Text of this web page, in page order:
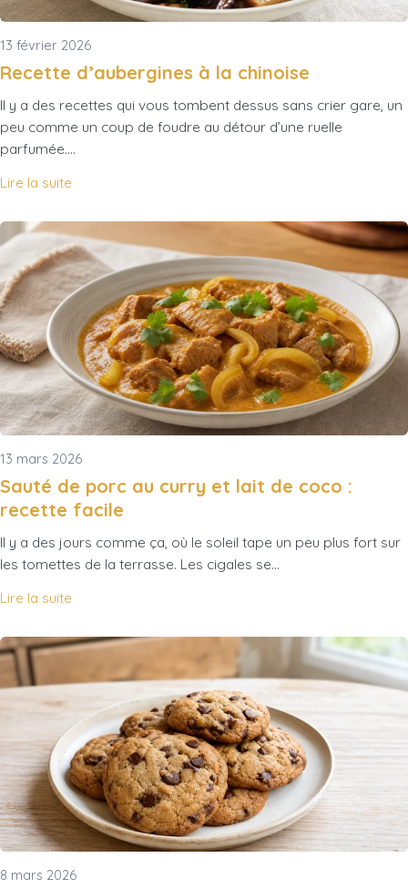
13 février 2026
Recette d’aubergines à la chinoise
Il y a des recettes qui vous tombent dessus sans crier gare, un
peu comme un coup de foudre au détour d’une ruelle
parfumée.…
Lire la suite
13 mars 2026
Sauté de porc au curry et lait de coco :
recette facile
Il y a des jours comme ça, où le soleil tape un peu plus fort sur
les tomettes de la terrasse. Les cigales se…
Lire la suite
8 mars 2026